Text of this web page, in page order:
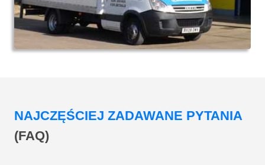
NAJCZĘŚCIEJ ZADAWANE PYTANIA
(FAQ)